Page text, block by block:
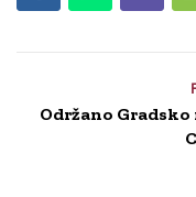
Održano